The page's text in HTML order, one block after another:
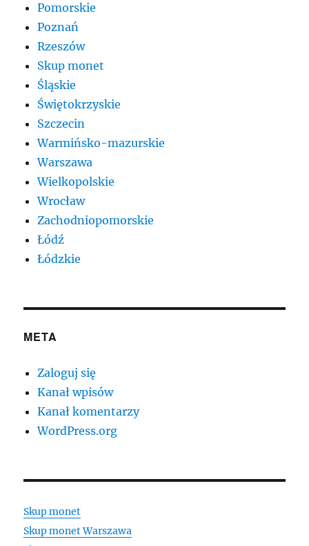
Pomorskie
Poznań
Rzeszów
Skup monet
Śląskie
Świętokrzyskie
Szczecin
Warmińsko-mazurskie
Warszawa
Wielkopolskie
Wrocław
Zachodniopomorskie
Łódź
Łódzkie
META
Zaloguj się
Kanał wpisów
Kanał komentarzy
WordPress.org
Skup monet
Skup monet Warszawa